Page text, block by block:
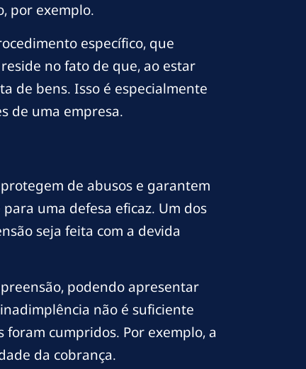
por exemplo.
específico, que
no fato de que, ao estar
de bens. Isso é especialmente
de uma empresa.
de abusos e garantem
uma defesa eficaz. Um dos
seja feita com a devida
podendo apresentar
não é suficiente
cumpridos. Por exemplo, a
da cobrança.